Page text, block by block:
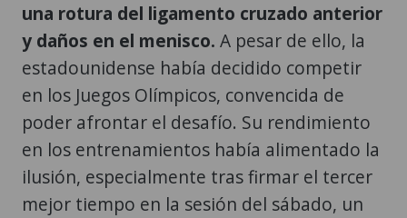
una rotura del ligamento cruzado anterior
y daños en el menisco. A pesar de ello, la
estadounidense había decidido competir
en los Juegos Olímpicos, convencida de
poder afrontar el desafío. Su rendimiento
en los entrenamientos había alimentado la
ilusión, especialmente tras firmar el tercer
mejor tiempo en la sesión del sábado, un